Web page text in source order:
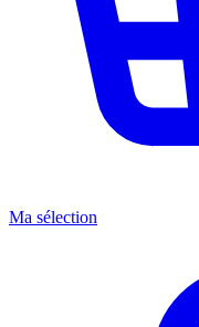
Ma sélection